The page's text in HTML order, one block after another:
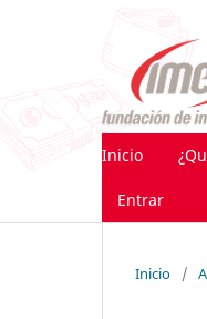
Inicio
Entrar
Inicio /